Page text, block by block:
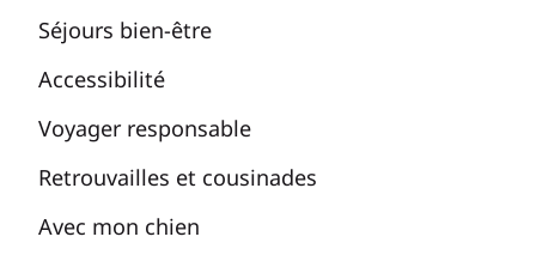
Séjours bien-être
Accessibilité
Voyager responsable
Retrouvailles et cousinades
Avec mon chien